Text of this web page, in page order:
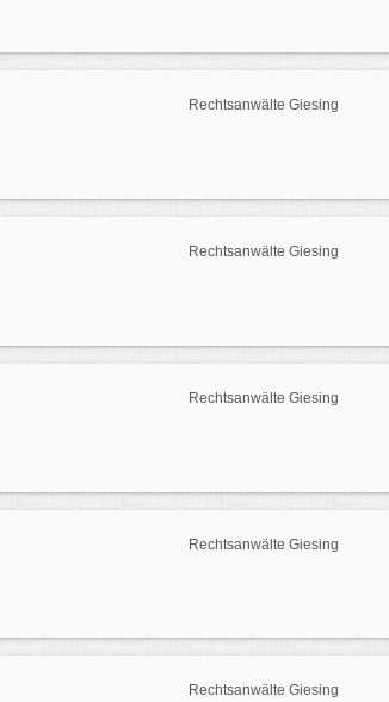
Rechtsanwälte Giesing
Rechtsanwälte Giesing
Rechtsanwälte Giesing
Rechtsanwälte Giesing
Rechtsanwälte Giesing